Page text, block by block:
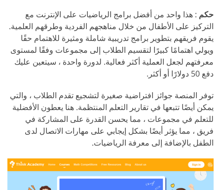
حكم : هذا واحد من أفضل برامج الرياضيات على الإنترنت مع
التركيز على الأطفال من خلال مناهجهم الفردية وطرقهم العلمية.
يقوم فريقهم بتطوير برامج تدريبية شاملة ومثيرة للاهتمام حقًا
ويولي اهتمامًا كبيرًا لتقسيم الطلاب إلى مجموعات وفقًا لمستوى
معرفتهم لجعل العملية أكثر فعالية. لدورة واحدة ، سيتعين عليك
دفع 50 دولارًا أو أكثر.
توفر المنصة جوائز افتراضية صغيرة لتشجيع تقدم الطلاب ، والتي
يمكن أيضًا تتبعها في تقارير التعلم المنتظمة. هنا يعطون الأفضلية
للتعلم في مجموعات ، مما يحسن القدرة على المشاركة في
فريق ، مما يؤثر أيضًا بشكل إيجابي على مهارات الاتصال لدى
الطفل بالإضافة إلى معرفة الرياضيات.